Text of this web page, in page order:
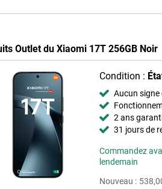
Outlet du Xiaomi 17T 256GB Noir
Condition :
Aucun signe
2 ans
31 jours de
Commandez
lendemain
Nouveau :